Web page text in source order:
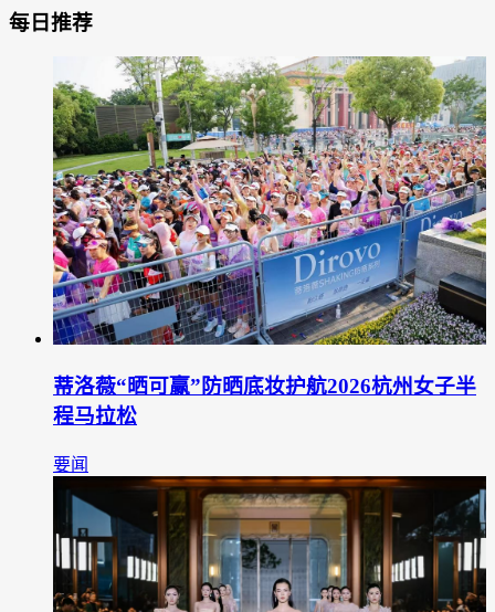
每日推荐
蒂洛薇“晒可赢”防晒底妆护航2026杭州女子半
程马拉松
要闻